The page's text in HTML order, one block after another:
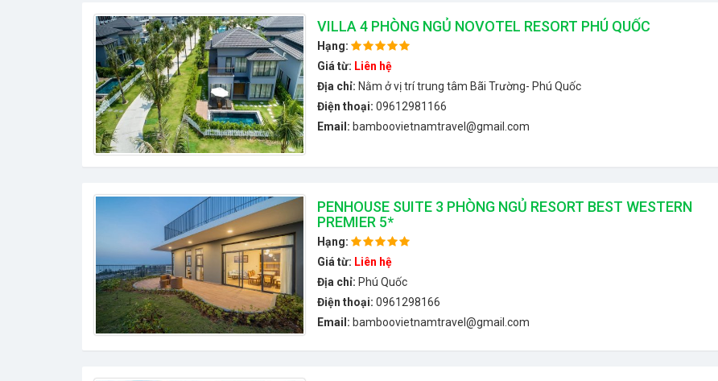
VILLA 4 PHÒNG NGỦ NOVOTEL RESORT PHÚ QUỐC
Hạng:
Giá từ: Liên hệ
Địa chỉ: Nằm ở vị trí trung tâm Bãi Trường- Phú Quốc
Điện thoại:09612981166
Email: bamboovietnamtravel@gmail.com
PENHOUSE SUITE 3 PHÒNG NGỦ RESORT BEST WESTERN
PREMIER 5*
Hạng:
Giá từ: Liên hệ
Địa chỉ: Phú Quốc
Điện thoại:0961298166
Email: bamboovietnamtravel@gmail.com